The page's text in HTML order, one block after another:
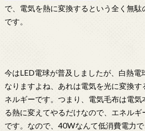
で、電気を熱に変換するという全く無駄
です。
今はLED電球が普及しましたが、白熱電
なりますよね、あれは電気を光に変換
ネルギーです。つまり、電気毛布は電
る熱に変えてやるだけなので、エネル
です。なので、40Wなんて低消費電力